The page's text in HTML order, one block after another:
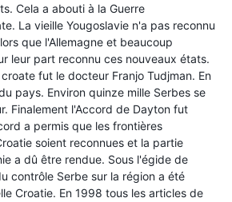
Cela a abouti à la Guerre
La vieille Yougoslavie n'a pas reconnu
que l'Allemagne et beaucoup
leur part reconnu ces nouveaux états.
fut le docteur Franjo Tudjman. En
pays. Environ quinze mille Serbes se
Finalement l'Accord de Dayton fut
a permis que les frontières
soient reconnues et la partie
a dû être rendue. Sous l'égide de
contrôle Serbe sur la région a été
Croatie. En 1998 tous les articles de